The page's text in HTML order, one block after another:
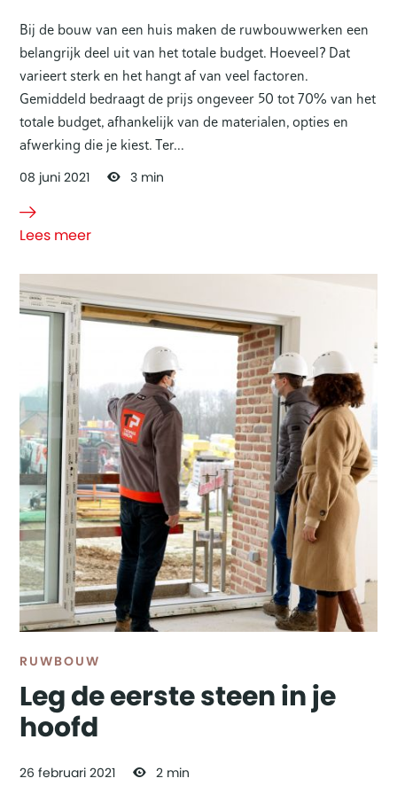
Bij de bouw van een huis maken de ruwbouwwerken een
belangrijk deel uit van het totale budget. Hoeveel? Dat
varieert sterk en het hangt af van veel factoren.
Gemiddeld bedraagt de prijs ongeveer 50 tot 70% van het
totale budget, afhankelijk van de materialen, opties en
afwerking die je kiest. Ter...
08 juni 2021 3 min
Lees meer
ruwbouw
van een
RUWBOUW
Leg de eerste steen in je
hoofd
26 februari 2021 2 min